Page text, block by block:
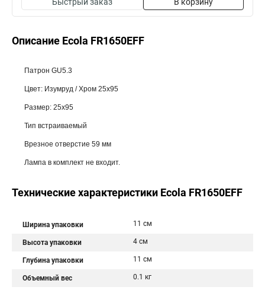
Описание Ecola FR1650EFF
Патрон GU5.3
Цвет: Изумруд / Хром 25x95
Размер: 25x95
Тип встраиваемый
Врезное отверстие 59 мм
Лампа в комплект не входит.
Технические характеристики Ecola FR1650EFF
Ширина упаковки 11 см
Высота упаковки 4 см
Глубина упаковки 11 см
Объемный вес 0.1 кг